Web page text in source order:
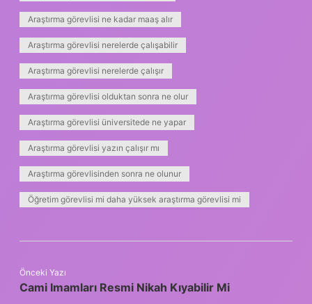
Araştırma görevlisi ne kadar maaş alır
Araştırma görevlisi nerelerde çalışabilir
Araştırma görevlisi nerelerde çalışır
Araştırma görevlisi olduktan sonra ne olur
Araştırma görevlisi üniversitede ne yapar
Araştırma görevlisi yazın çalışır mı
Araştırma görevlisinden sonra ne olunur
Öğretim görevlisi mi daha yüksek araştırma görevlisi mi
Önceki Yazı
Cami Imamları Resmi Nikah Kıyabilir Mi